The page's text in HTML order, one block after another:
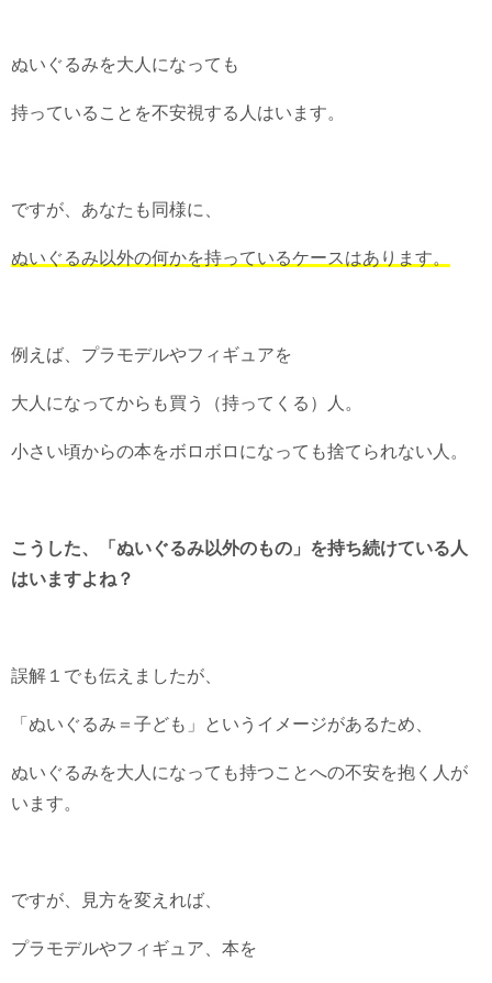
ぬいぐるみを大人になっても
持っていることを不安視する人はいます。
ですが、あなたも同様に、
ぬいぐるみ以外の何かを持っているケースはあります。
例えば、プラモデルやフィギュアを
大人になってからも買う（持ってくる）人。
小さい頃からの本をボロボロになっても捨てられない人。
こうした、「ぬいぐるみ以外のもの」を持ち続けている人
はいますよね？
誤解１でも伝えましたが、
「ぬいぐるみ＝子ども」というイメージがあるため、
ぬいぐるみを大人になっても持つことへの不安を抱く人が
います。
ですが、見方を変えれば、
プラモデルやフィギュア、本を